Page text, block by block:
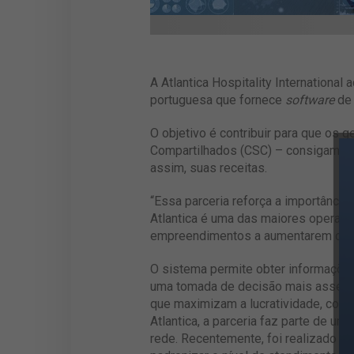
A Atlantica Hospitality International
portuguesa que fornece softwarede
O objetivo é contribuir para que os
Compartilhados (CSC) – consigam
assim, suas receitas.
“Essa parceria reforça a
Atlantica é uma das maiores
empreendimentos a aumentarem
O sistema permite obter
uma tomada de decisão mais
que maximizam a lucratividade,
Atlantica, a parceria faz parte de
rede. Recentemente, foi realizado